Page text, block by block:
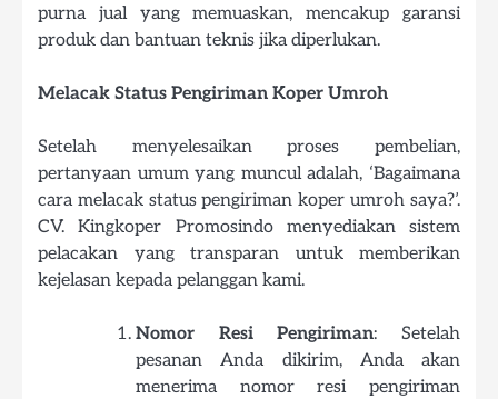
purna jual yang memuaskan, mencakup garansi
produk dan bantuan teknis jika diperlukan.
Melacak Status Pengiriman Koper Umroh
Setelah menyelesaikan proses pembelian,
pertanyaan umum yang muncul adalah, ‘Bagaimana
cara melacak status pengiriman koper umroh saya?’.
CV. Kingkoper Promosindo menyediakan sistem
pelacakan yang transparan untuk memberikan
kejelasan kepada pelanggan kami.
Nomor Resi Pengiriman: Setelah
pesanan Anda dikirim, Anda akan
menerima nomor resi pengiriman